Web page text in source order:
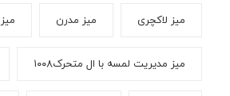
میز لاکچری میز مدرن
میز مدیریت لمسه با ال متحرک۱۰۰۸